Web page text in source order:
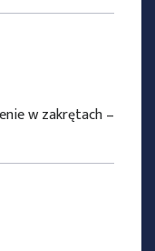
w zakrętach –